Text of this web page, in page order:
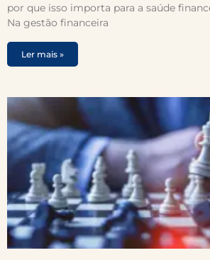
por que isso importa para a saúde
Na gestão financeira
Ler mais »